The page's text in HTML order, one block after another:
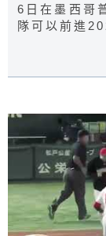
6日在墨西哥
隊可以前進